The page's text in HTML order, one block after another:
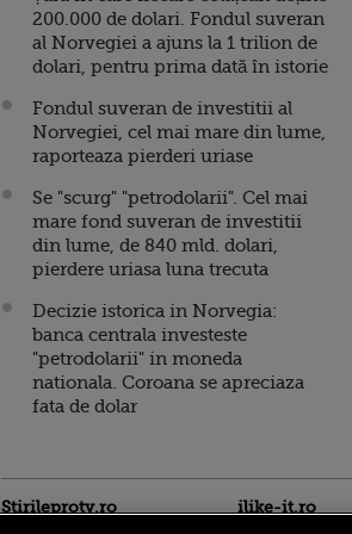
200.000 de dolari. Fondul suveran
al Norvegiei a ajuns la 1 trilion de
dolari, pentru prima dată în istorie
Fondul suveran de investitii al
Norvegiei, cel mai mare din lume,
raporteaza pierderi uriase
Se "scurg" "petrodolarii". Cel mai
mare fond suveran de investitii
din lume, de 840 mld. dolari,
pierdere uriasa luna trecuta
Decizie istorica in Norvegia:
banca centrala investeste
"petrodolarii" in moneda
nationala. Coroana se apreciaza
fata de dolar
Stirileprotv.ro ilike-it.ro